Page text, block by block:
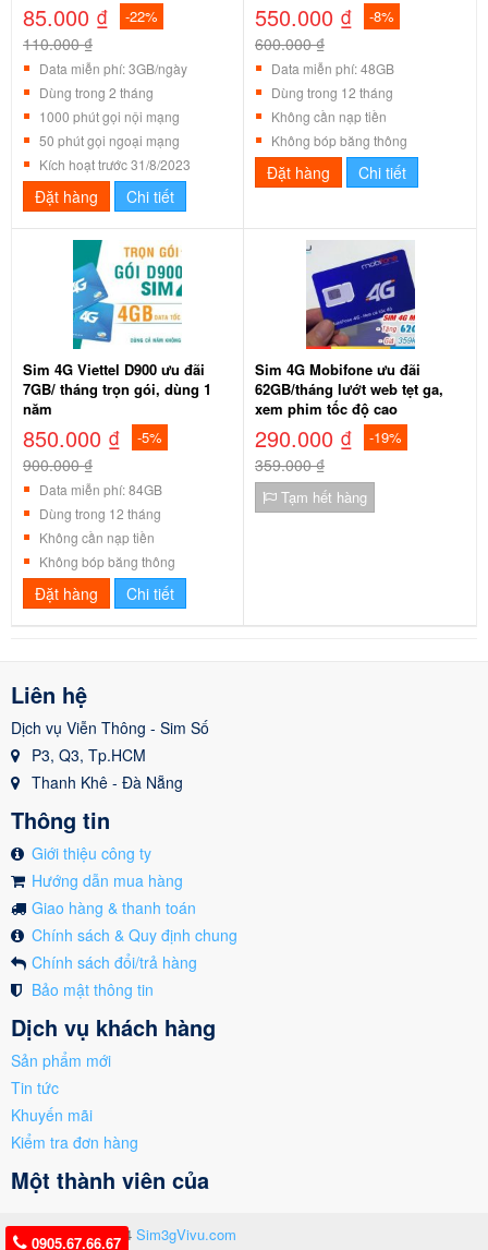
0905.67.66.67
85.000 ₫ -22%
110.000 ₫
Data miễn phí: 3GB/ngày
Dùng trong 2 tháng
1000 phút gọi nội mạng
50 phút gọi ngoại mạng
Kích hoạt trước 31/8/2023
Đặt hàng Chi tiết
550.000 ₫ -8%
600.000 ₫
Data miễn phí: 48GB
Dùng trong 12 tháng
Không cần nạp tiền
Không bóp băng thông
Đặt hàng Chi tiết
Sim 4G Viettel D900 ưu đãi
7GB/ tháng trọn gói, dùng 1
năm
850.000 ₫ -5%
900.000 ₫
Data miễn phí: 84GB
Dùng trong 12 tháng
Không cần nạp tiền
Không bóp băng thông
Đặt hàng Chi tiết
Sim 4G Mobifone ưu đãi
62GB/tháng lướt web tẹt ga,
xem phim tốc độ cao
290.000 ₫ -19%
359.000 ₫
Tạm hết hàng
Liên hệ
Dịch vụ Viễn Thông - Sim Số
P3, Q3, Tp.HCM
Thanh Khê - Đà Nẵng
Thông tin
Giới thiệu công ty
Hướng dẫn mua hàng
Giao hàng & thanh toán
Chính sách & Quy định chung
Chính sách đổi/trả hàng
Bảo mật thông tin
Dịch vụ khách hàng
Sản phẩm mới
Tin tức
Khuyến mãi
Kiểm tra đơn hàng
Một thành viên của
Copyright © 2024 Sim3gVivu.com